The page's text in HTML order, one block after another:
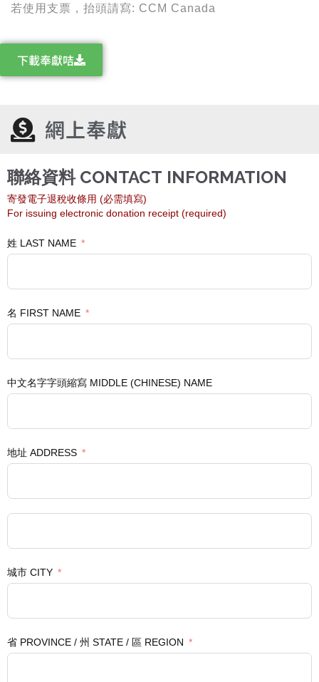
若使用支票，抬頭請寫: CCM Canada
下載奉獻咭
網上奉獻
聯絡資料 CONTACT INFORMATION
寄發電子退稅收條用 (必需填寫)
For issuing electronic donation receipt (required)
名 FIRST NAME
中文名字字頭縮寫 MIDDLE (CHINESE) NAME
姓 LAST NAME
地址 ADDRESS
城市 CITY
省 PROVINCE / 州 STATE / 區 REGION